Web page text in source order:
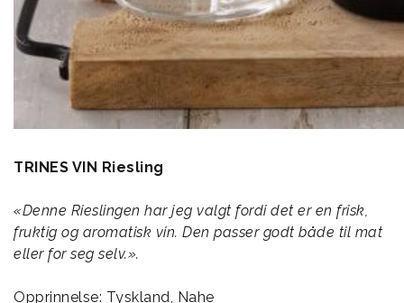
TRINES VIN Riesling
«Denne Rieslingen har jeg valgt fordi det er en frisk,
fruktig og aromatisk vin. Den passer godt både til mat
eller for seg selv.».
Opprinnelse: Tyskland, Nahe